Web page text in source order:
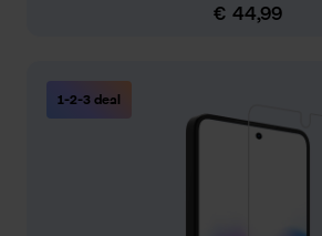
Normale prijs:
€ 44,99
1-2-3 deal